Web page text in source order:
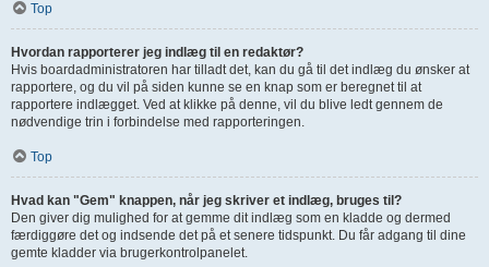
Top
Hvordan rapporterer jeg indlæg til en redaktør?
Hvis boardadministratoren har tilladt det, kan du gå til det indlæg du ønsker at
rapportere, og du vil på siden kunne se en knap som er beregnet til at
rapportere indlægget. Ved at klikke på denne, vil du blive ledt gennem de
nødvendige trin i forbindelse med rapporteringen.
Top
Hvad kan "Gem" knappen, når jeg skriver et indlæg, bruges til?
Den giver dig mulighed for at gemme dit indlæg som en kladde og dermed
færdiggøre det og indsende det på et senere tidspunkt. Du får adgang til dine
gemte kladder via brugerkontrolpanelet.